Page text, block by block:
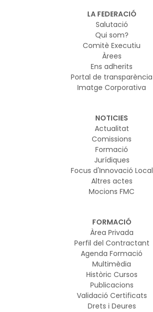
LA FEDERACIÓ
Salutació
Qui som?
Comitè Executiu
Àrees
Ens adherits
Portal de transparència
Imatge Corporativa
NOTICIES
Actualitat
Comissions
Formació
Jurídiques
Focus d'Innovació Local
Altres actes
Mocions FMC
FORMACIÓ
Àrea Privada
Perfil del Contractant
Agenda Formació
Multimèdia
Històric Cursos
Publicacions
Validació Certificats
Drets i Deures